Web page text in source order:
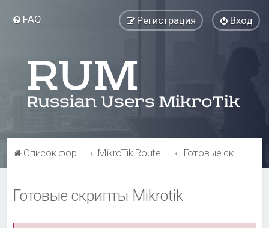
FAQ Вход
Регистрация
Список форумов MikroTik RouterOS Готовые скрипты Mikrotik
Готовые скрипты Mikrotik